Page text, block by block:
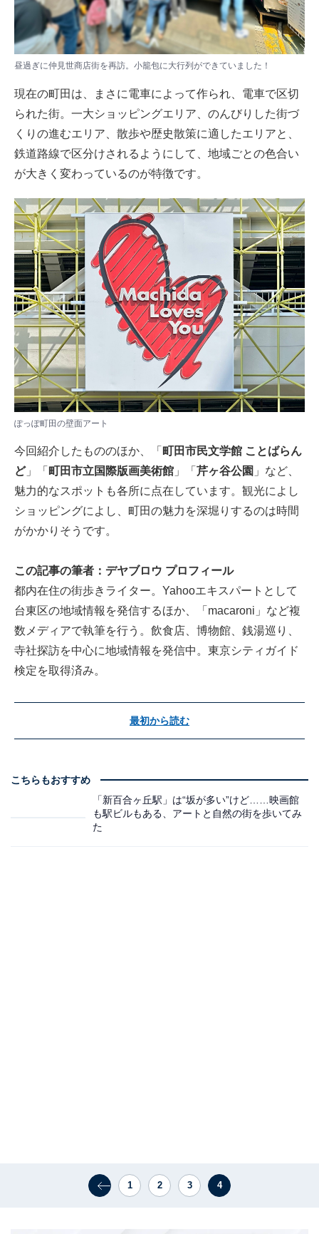
昼過ぎに仲見世商店街を再訪。小籠包に大行列ができていました！
現在の町田は、まさに電車によって作られ、電車で区切
られた街。一大ショッピングエリア、のんびりした街づ
くりの進むエリア、散歩や歴史散策に適したエリアと、
鉄道路線で区分けされるようにして、地域ごとの色合い
が大きく変わっているのが特徴です。
ぽっぽ町田の壁面アート
今回紹介したもののほか、「 町田市民文学館 ことばらん
ど」「 町田市立国際版画美術館 」「 芹ヶ谷公園 」など、
魅力的なスポットも各所に点在しています。観光によし
ショッピングによし、町田の魅力を深堀りするのは時間
がかかりそうです。
この記事の筆者：デヤブロウ プロフィール
都内在住の街歩きライター。Yahooエキスパートとして
台東区の地域情報を発信するほか、「macaroni」など複
数メディアで執筆を行う。飲食店、博物館、銭湯巡り、
寺社探訪を中心に地域情報を発信中。東京シティガイド
検定を取得済み。
最初から読む
こちらもおすすめ
「新百合ヶ丘駅」は“坂が多い”けど……映画館
も駅ビルもある、アートと自然の街を歩いてみ
た
1 2 3 4